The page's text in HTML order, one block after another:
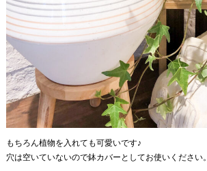
もちろん植物を入れても可愛いです♪
穴は空いていないので鉢カバーとしてお使いください。